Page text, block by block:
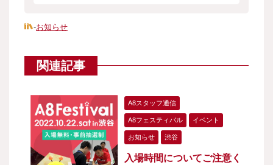
-お知らせ
関連記事
A8スタッフ通信
A8フェスティバル イベント
お知らせ 渋谷
入場時間についてご注意く